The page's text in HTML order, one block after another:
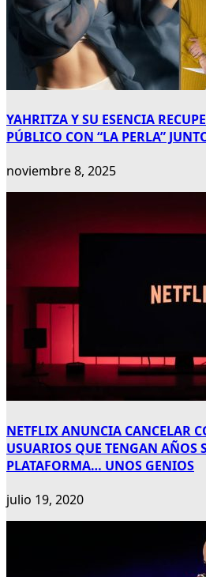
YAHRITZA Y SU ESENCIA
PÚBLICO CON “LA PERLA”
noviembre 8, 2025
NETFLIX ANUNCIA CANCELAR
USUARIOS QUE TENGAN AÑOS
PLATAFORMA… UNOS GENIOS
julio 19, 2020